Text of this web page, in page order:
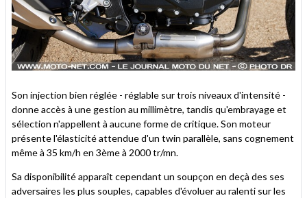
Son injection bien réglée - réglable sur trois niveaux d'intensité -
donne accès à une gestion au millimètre, tandis qu'embrayage et
sélection n'appellent à aucune forme de critique. Son moteur
présente l'élasticité attendue d'un twin parallèle, sans cognement
même à 35 km/h en 3ème à 2000 tr/mn.
Sa disponibilité apparaît cependant un soupçon en deçà des ses
adversaires les plus souples, capables d'évoluer au ralenti sur les